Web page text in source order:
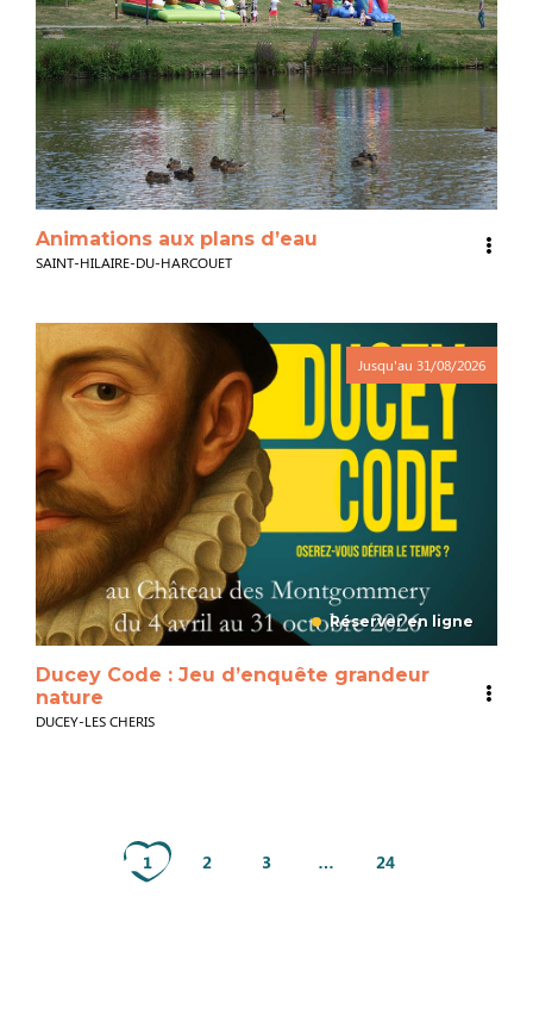
Animations aux plans d’eau
SAINT-HILAIRE-DU-HARCOUET
Jusqu'au 31/08/2026
Réserver en ligne
Ducey Code : Jeu d’enquête grandeur
nature
DUCEY-LES CHERIS
1 2 3 … 24